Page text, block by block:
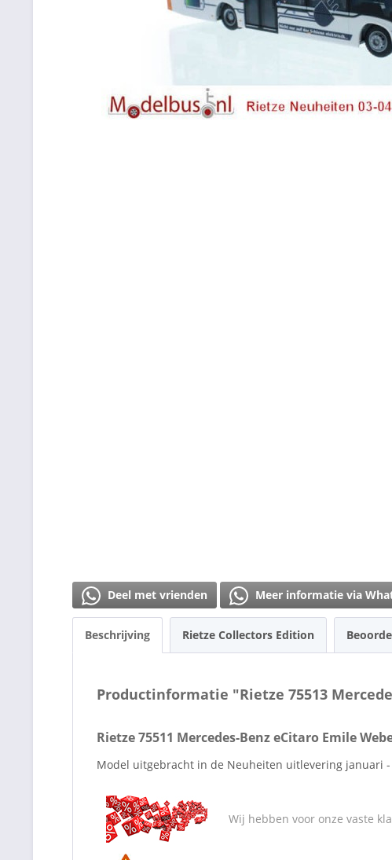
Deel met vrienden Meer informatie via
Beschrijving Rietze Collectors Edition
Productinformatie "Rietze 75513
Rietze 75511 Mercedes-Benz eCitaro Emile
Model uitgebracht in de Neuheiten uitlevering januari
Wij hebben voor onze vaste